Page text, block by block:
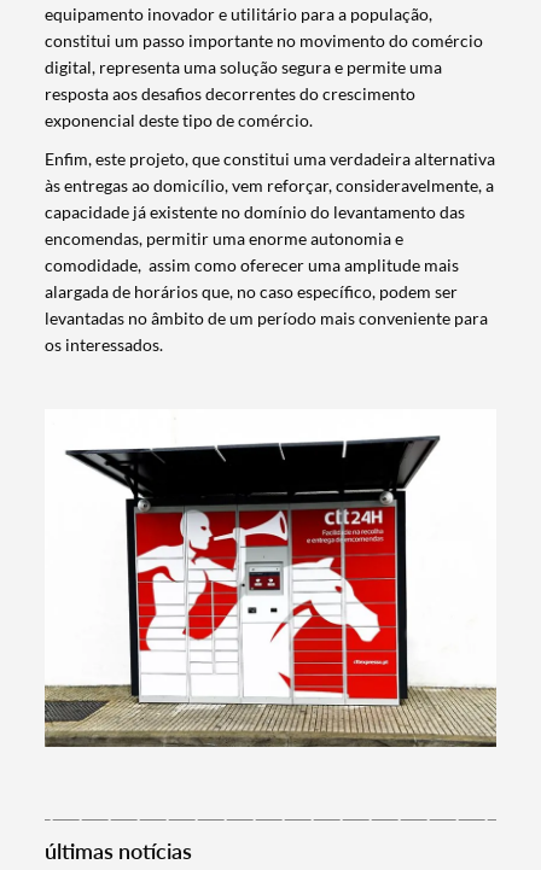
Termo de Pesquisa
Categorias gerais
equipamento inovador e utilitário para a população,
constitui um passo importante no movimento do comércio
digital, representa uma solução segura e permite uma
resposta aos desafios decorrentes do crescimento
exponencial deste tipo de comércio.
Enfim, este projeto, que constitui uma verdadeira alternativa
às entregas ao domicílio, vem reforçar, consideravelmente, a
capacidade já existente no domínio do levantamento das
encomendas, permitir uma enorme autonomia e
comodidade, assim como oferecer uma amplitude mais
alargada de horários que, no caso específico, podem ser
levantadas no âmbito de um período mais conveniente para
os interessados.
últimas notícias